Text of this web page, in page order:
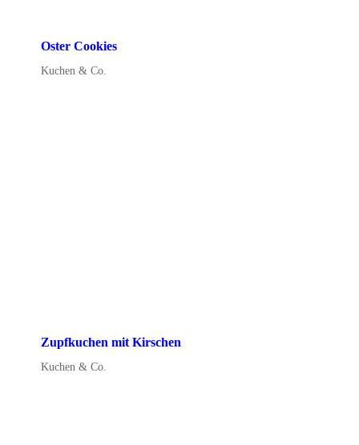
Oster Cookies
Kuchen & Co.
Zupfkuchen mit Kirschen
Kuchen & Co.